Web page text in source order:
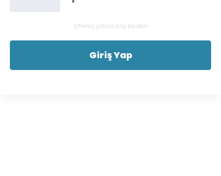
Şifreniz yoksa boş bırakın
Giriş Yap